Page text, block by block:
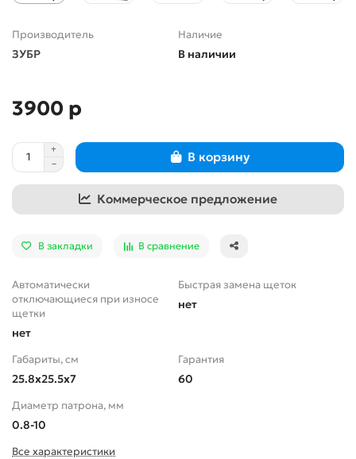
Производитель
ЗУБР
Наличие
В наличии
3900 р
В корзину
Коммерческое предложение
В закладки В сравнение
Автоматически
отключающиеся при износе
щетки
нет
Быстрая замена щеток
нет
Габариты, см
25.8x25.5x7
Гарантия
60
Диаметр патрона, мм
0.8-10
Все характеристики